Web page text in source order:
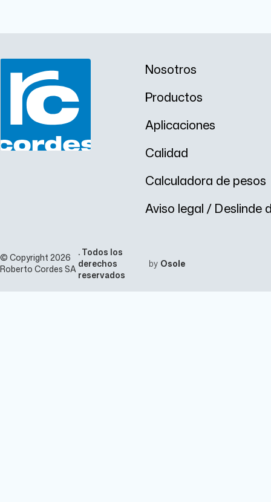
Nosotros
Productos
Aplicaciones
Calidad
Calculadora de pesos
Aviso legal / Deslinde
© Copyright 2026
Roberto Cordes SA
. Todos los
derechos
reservados
by Osole